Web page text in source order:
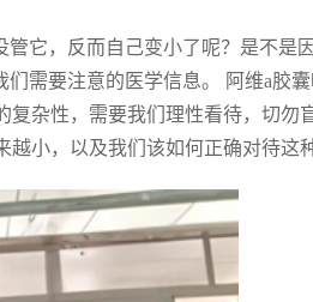
它，反而自己变小了呢？是不是
需要注意的医学信息。 阿维a胶
杂性，需要我们理性看待，切勿
小，以及我们该如何正确对待这